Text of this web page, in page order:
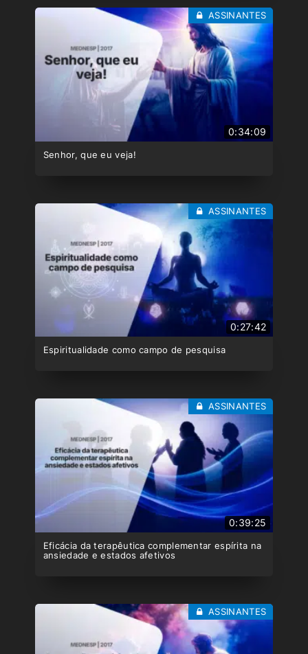
0:34:09
Senhor, que eu veja!
ASSINANTES
0:27:42
Espiritualidade como campo de pesquisa
ASSINANTES
0:39:25
Eficácia da terapêutica complementar espírita na
ansiedade e estados afetivos
ASSINANTES
ASSINANTES